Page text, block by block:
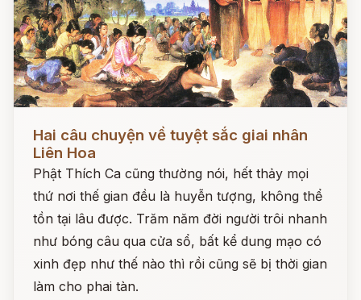
Hai câu chuyện về tuyệt sắc giai nhân
Liên Hoa
Phật Thích Ca cũng thường nói, hết thảy mọi
thứ nơi thế gian đều là huyễn tượng, không thể
tồn tại lâu được. Trăm năm đời người trôi nhanh
như bóng câu qua cửa sổ, bất kể dung mạo có
xinh đẹp như thế nào thì rồi cũng sẽ bị thời gian
làm cho phai tàn.